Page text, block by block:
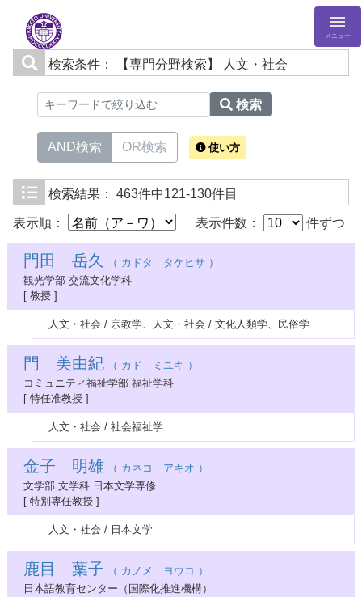
メニュー
検索条件： 【専門分野検索】 人文・社会
検索
AND検索 OR検索 使い方
検索結果： 463件中121-130件目
表示順： 表示件数： 件ずつ
門田 岳久
（ カドタ タケヒサ ）
観光学部 交流文化学科
[ 教授 ]
人文・社会 / 宗教学、人文・社会 / 文化人類学、民俗学
門 美由紀 （ カド ミユキ ）
コミュニティ福祉学部 福祉学科
[ 特任准教授 ]
人文・社会 / 社会福祉学
金子 明雄 （ カネコ アキオ ）
文学部 文学科 日本文学専修
[ 特別専任教授 ]
人文・社会 / 日本文学
鹿目 葉子 （ カノメ ヨウコ ）
日本語教育センター（国際化推進機構）